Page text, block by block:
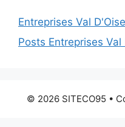
Entreprises Val
Posts Entreprises Val
© 2026 SITECO95 •